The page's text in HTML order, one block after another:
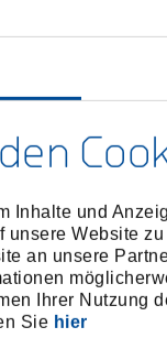
Inhalte und
unsere Website
an unsere
Ihrer Nutzung
Sie hier
6456990 /
Preis auf Anfrage